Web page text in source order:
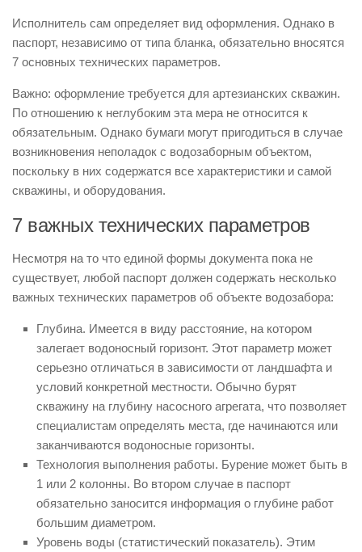
Исполнитель сам определяет вид оформления. Однако в
паспорт, независимо от типа бланка, обязательно вносятся
7 основных технических параметров.
Важно: оформление требуется для артезианских скважин.
По отношению к неглубоким эта мера не относится к
обязательным. Однако бумаги могут пригодиться в случае
возникновения неполадок с водозаборным объектом,
поскольку в них содержатся все характеристики и самой
скважины, и оборудования.
7 важных технических параметров
Несмотря на то что единой формы документа пока не
существует, любой паспорт должен содержать несколько
важных технических параметров об объекте водозабора:
Глубина. Имеется в виду расстояние, на котором
залегает водоносный горизонт. Этот параметр может
серьезно отличаться в зависимости от ландшафта и
условий конкретной местности. Обычно бурят
скважину на глубину насосного агрегата, что позволяет
специалистам определять места, где начинаются или
заканчиваются водоносные горизонты.
Технология выполнения работы. Бурение может быть в
1 или 2 колонны. Во втором случае в паспорт
обязательно заносится информация о глубине работ
большим диаметром.
Уровень воды (статистический показатель). Этим